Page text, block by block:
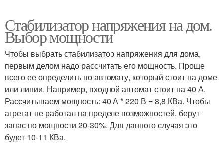
Стабилизатор напряжения на дом.
Выбор мощности
Чтобы выбрать стабилизатор напряжения для дома,
первым делом надо рассчитать его мощность. Проще
всего ее определить по автомату, который стоит на доме
или линии. Например, входной автомат стоит на 40 А.
Рассчитываем мощность: 40 А * 220 В = 8,8 КВа. Чтобы
агрегат не работал на пределе возможностей, берут
запас по мощности 20-30%. Для данного случая это
будет 10-11 КВа.